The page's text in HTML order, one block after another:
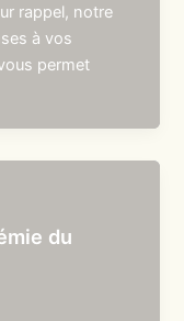
rappel, notre
à vos
permet
du